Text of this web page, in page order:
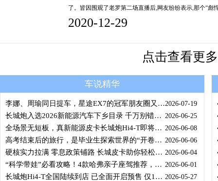
了。皆因围观了老罗第二场直播后,网友纷纷表示,那个“
2020-12-29
点击查看更多
车说精华
2026-07-19
李娜、周瑜同日提车，星途EX7的冠军朋友圈又壮大了
2026-06-25
长城炮入选2026新能源汽车下乡目录 千万别错过这波国家专属福利
2026-06-08
全场景无短板，真新能源皮卡长城炮Hi4-T即将硬核登陆重庆车展
2026-06-06
高考结束后的旅行，是毕业生探索世界的“开卷”之旅
2026-06-04
硬核实力拉满 零息政策铺路 长城皮卡助你轻松解锁全场景皮卡车生活
2026-06-01
“科学带娃”必看攻略！4款哈弗亲子座驾推荐，最好的课堂在路上
2026-05-27
长城炮Hi4-T全国陆续到店 已全面开启预售 仅14.98万元起